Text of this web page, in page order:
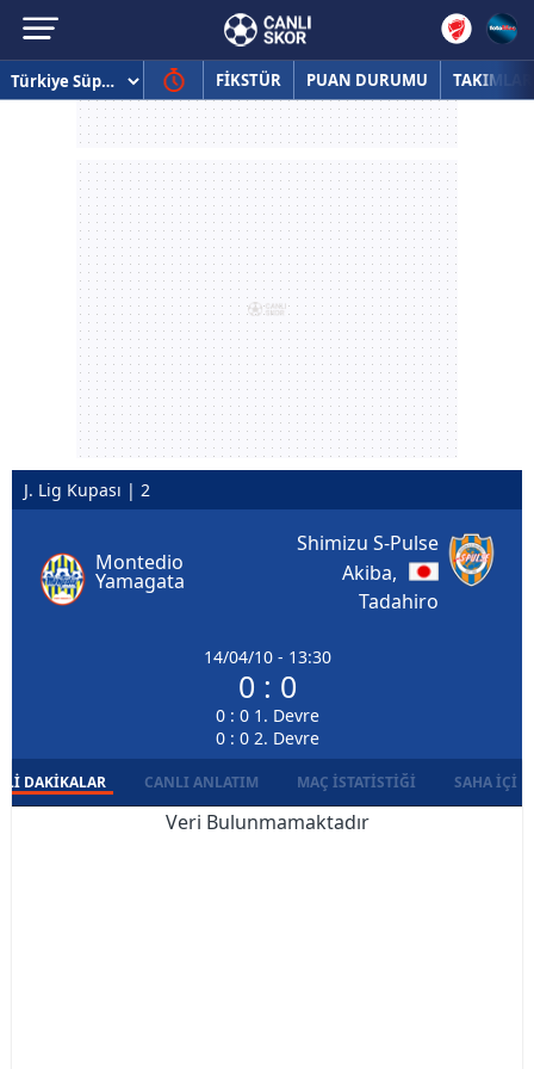
FİKSTÜR PUAN DURUMU TAKIMLAR
J. Lig Kupası | 2
Montedio
Yamagata
14/04/10 - 13:30
0 : 0
0 : 0 1. Devre
0 : 0 2. Devre
Shimizu S-Pulse
Akiba,
Tadahiro
DAKIKALAR CANLI ANLATIM MAÇ İSTATISTIĞI SAHA İÇI
Veri Bulunmamaktadır